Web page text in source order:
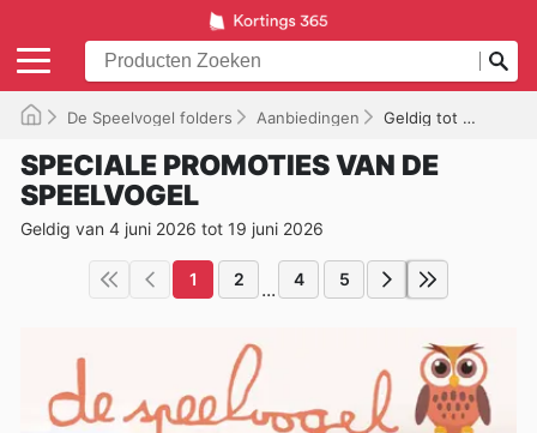
De Speelvogel folders Aanbiedingen Geldig tot 19/06/2026
SPECIALE PROMOTIES VAN DE
SPEELVOGEL
Geldig van 4 juni 2026 tot 19 juni 2026
1 2 ... 4 5